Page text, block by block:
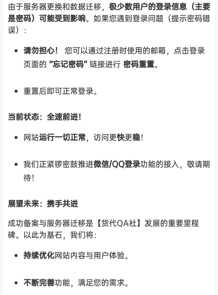
由于服务器更换和数据迁移， 极少数用户的登录信息（主要
是密码）可能受到影响。如果您遇到登录问题（提示密码错
误）：
请勿担心！
您可以通过注册时使用的邮箱，点击登录
页面的 “忘记密码” 链接进行 密码重置。
重置后即可正常登录。
当前状态：全速前进！
网站运行一切正常，访问更快更稳！
我们正紧锣密鼓推进微信/QQ登录功能的接入，敬请期
待！
展望未来：携手共进
成功备案与服务器迁移是【货代QA社】发展的重要里程
碑。以此为基石，我们将：
持续优化网站内容与用户体验。
不断完善功能，满足您的需求。